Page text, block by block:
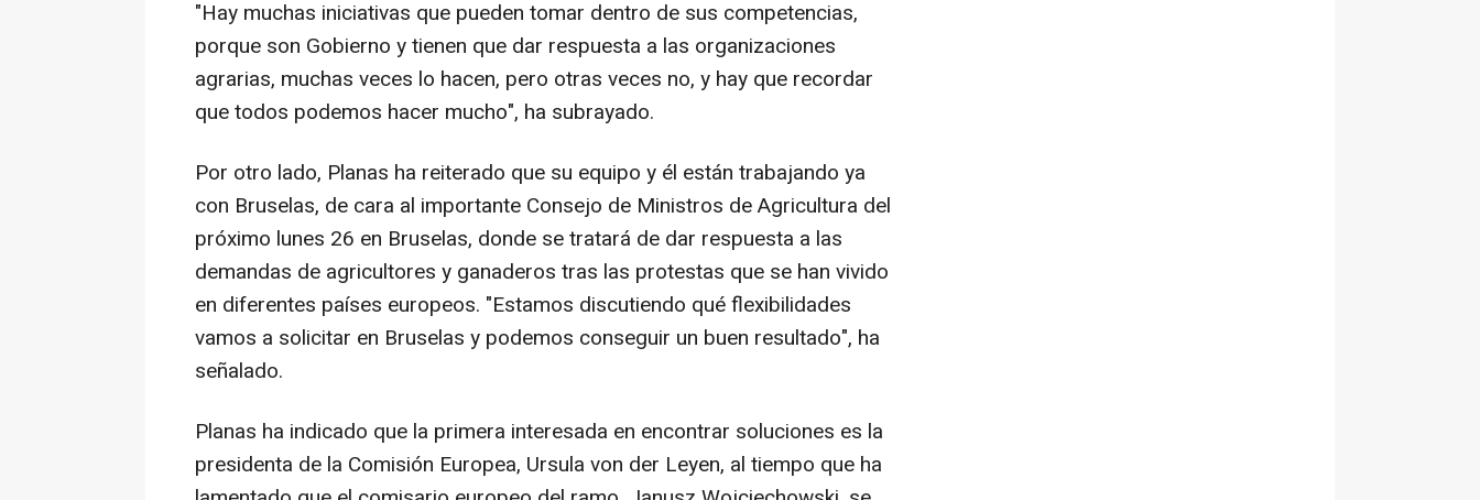
"Hay muchas iniciativas que pueden tomar dentro de sus competencias,
porque son Gobierno y tienen que dar respuesta a las organizaciones
agrarias, muchas veces lo hacen, pero otras veces no, y hay que recordar
que todos podemos hacer mucho", ha subrayado.
Por otro lado, Planas ha reiterado que su equipo y él están trabajando ya
con Bruselas, de cara al importante Consejo de Ministros de Agricultura del
próximo lunes 26 en Bruselas, donde se tratará de dar respuesta a las
demandas de agricultores y ganaderos tras las protestas que se han vivido
en diferentes países europeos. "Estamos discutiendo qué flexibilidades
vamos a solicitar en Bruselas y podemos conseguir un buen resultado", ha
señalado.
Planas ha indicado que la primera interesada en encontrar soluciones es la
presidenta de la Comisión Europea, Ursula von der Leyen, al tiempo que ha